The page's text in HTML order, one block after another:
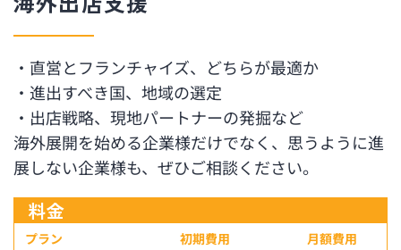
・直営とフランチャイズ、どちらが最適か
・進出すべき国、地域の選定
・出店戦略、現地パートナーの発掘など
海外展開を始める企業様だけでなく、思うように進
展しない企業様も、ぜひご相談ください。
料金
プラン 初期費用 月額費用